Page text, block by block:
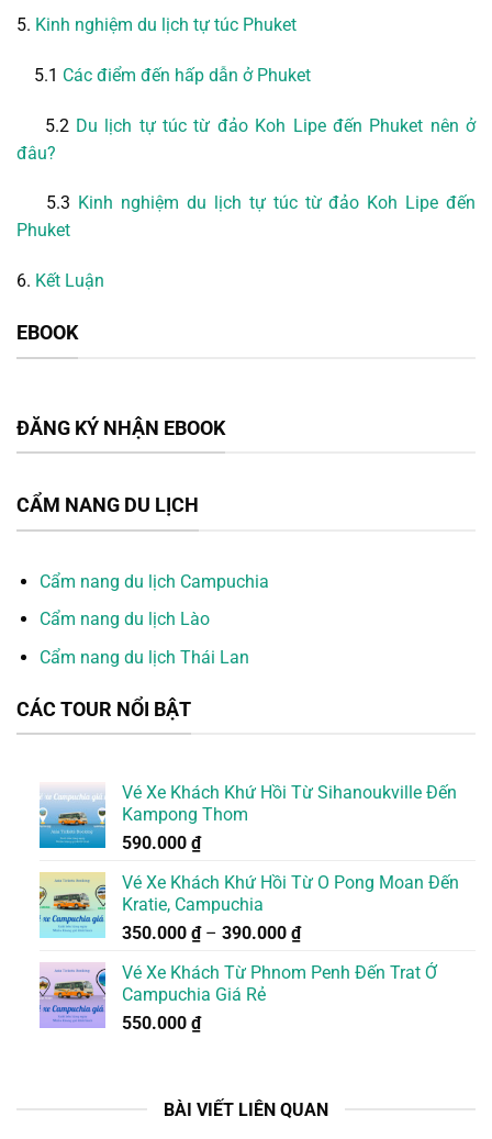
5. Kinh nghiệm du lịch tự túc Phuket
5.1 Các điểm đến hấp dẫn ở Phuket
5.2 Du lịch tự túc từ đảo Koh Lipe đến Phuket nên ở
đâu?
5.3 Kinh nghiệm du lịch tự túc từ đảo Koh Lipe đến
Phuket
6. Kết Luận
EBOOK
ĐĂNG KÝ NHẬN EBOOK
CẨM NANG DU LỊCH
Cẩm nang du lịch Campuchia
Cẩm nang du lịch Lào
Cẩm nang du lịch Thái Lan
CÁC TOUR NỔI BẬT
Vé Xe Khách Khứ Hồi Từ Sihanoukville Đến
Kampong Thom
590.000 ₫
Vé Xe Khách Khứ Hồi Từ O Pong Moan Đến
Kratie, Campuchia
350.000 ₫– 390.000 ₫
Vé Xe Khách Từ Phnom Penh Đến Trat Ở
Campuchia Giá Rẻ
550.000 ₫
BÀI VIẾT LIÊN QUAN